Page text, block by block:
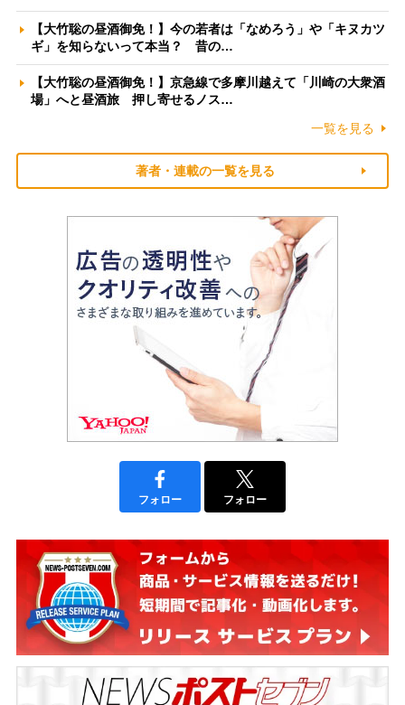
【大竹聡の昼酒御免！】今の若者は「なめろう」や「キヌカツ
ギ」を知らないって本当？ 昔の…
【大竹聡の昼酒御免！】京急線で多摩川越えて「川崎の大衆酒
場」へと昼酒旅 押し寄せるノス…
一覧を見る
著者・連載の一覧を見る
フォロー フォロー